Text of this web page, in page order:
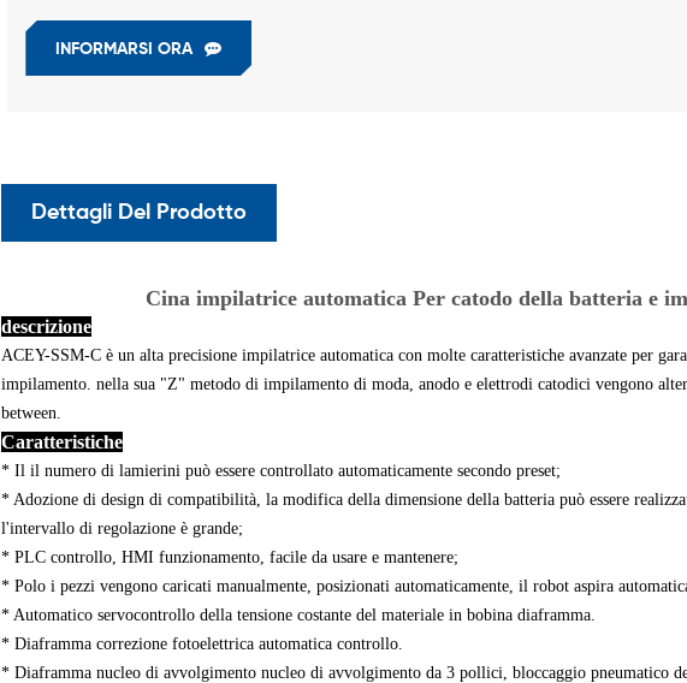
INFORMARSI ORA
Dettagli Del Prodotto
Cina impilatrice automatica Per catodo della batteria e
descrizione
ACEY-SSM-C è un alta precisione impilatrice automatica con molte caratteristiche avanzate per
impilamento. nella sua "Z" metodo di impilamento di moda, anodo e elettrodi catodici vengono
between.
Caratteristiche
* Il il numero di lamierini può essere controllato automaticamente secondo preset;
* Adozione di design di compatibilità, la modifica della dimensione della batteria può essere
l'intervallo di regolazione è grande;
* PLC controllo, HMI funzionamento, facile da usare e mantenere;
* Polo i pezzi vengono caricati manualmente, posizionati automaticamente, il robot aspira
* Automatico servocontrollo della tensione costante del materiale in bobina diaframma.
* Diaframma correzione fotoelettrica automatica controllo.
* Diaframma nucleo di avvolgimento nucleo di avvolgimento da 3 pollici, bloccaggio pneumatico